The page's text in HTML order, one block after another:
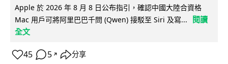
Apple 於 2026 年 8 月 8 日公布指引，確認中國大陸合資格
Mac 用戶可將阿里巴巴千問 (Qwen) 接駁至 Siri 及寫...
閱讀
全文
45 5 ↗ 分享